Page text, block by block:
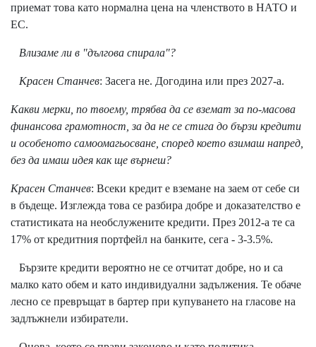
приемат това като нормална цена на членството в НАТО и
ЕС.
Влизаме ли в "дългова спирала"?
Красен Станчев: Засега не. Догодина или през 2027-а.
Какви мерки, по твоему, трябва да се вземат за по-масова
финансова грамотност, за да не се стига до бързи кредити
и особеното самоомагьосване, според което взимаш напред,
без да имаш идея как ще върнеш?
Красен Станчев: Всеки кредит е вземане на заем от себе си
в бъдеще. Изглежда това се разбира добре и доказателство е
статистиката на необслужените кредити. През 2012-а те са
17% от кредитния портфейл на банките, сега - 3-3.5%.
Бързите кредити вероятно не се отчитат добре, но и са
малко като обем и като индивидуални задължения. Те обаче
лесно се превръщат в бартер при купуването на гласове на
задлъжнели избиратели.